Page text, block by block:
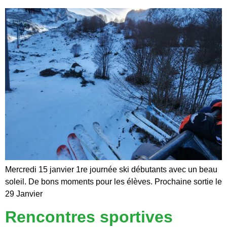
Mercredi 15 janvier 1re journée ski débutants avec un beau
soleil. De bons moments pour les élèves. Prochaine sortie le
29 Janvier
Rencontres sportives